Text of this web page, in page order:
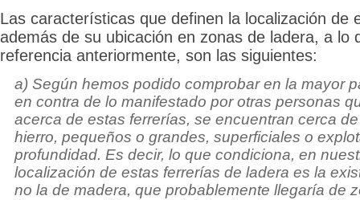
Las características que definen la localización de
además de su ubicación en zonas de ladera, a lo
referencia anteriormente, son las siguientes:
a) Según hemos podido comprobar en la mayor
en contra de lo manifestado por otras personas
acerca de estas ferrerías, se encuentran cerca
hierro, pequeños o grandes, superficiales o
profundidad. Es decir, lo que condiciona, en
localización de estas ferrerías de ladera es la
no la de madera, que probablemente llegaría de